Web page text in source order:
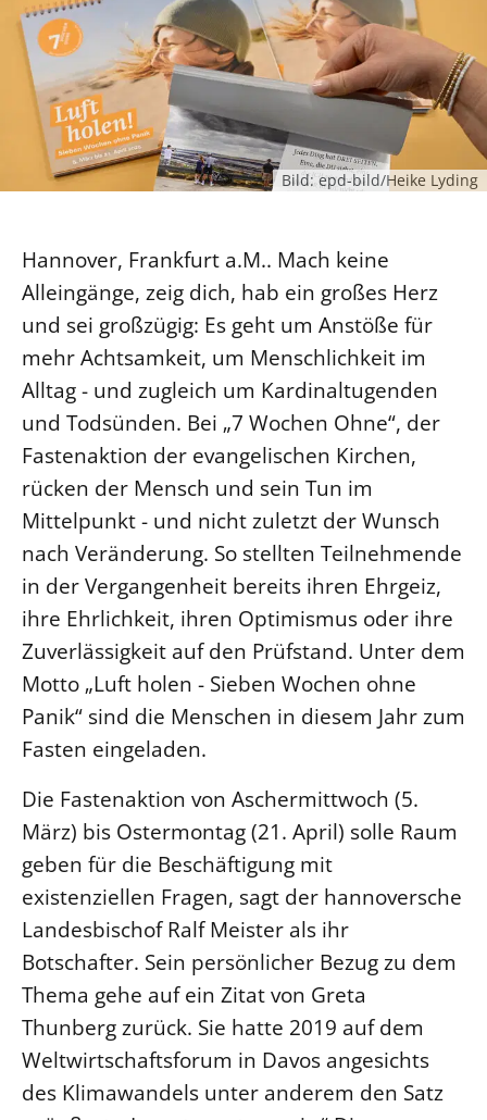
Bild: epd-bild/Heike Lyding
Hannover, Frankfurt a.M.. Mach keine
Alleingänge, zeig dich, hab ein großes Herz
und sei großzügig: Es geht um Anstöße für
mehr Achtsamkeit, um Menschlichkeit im
Alltag - und zugleich um Kardinaltugenden
und Todsünden. Bei „7 Wochen Ohne“, der
Fastenaktion der evangelischen Kirchen,
rücken der Mensch und sein Tun im
Mittelpunkt - und nicht zuletzt der Wunsch
nach Veränderung. So stellten Teilnehmende
in der Vergangenheit bereits ihren Ehrgeiz,
ihre Ehrlichkeit, ihren Optimismus oder ihre
Zuverlässigkeit auf den Prüfstand. Unter dem
Motto „Luft holen - Sieben Wochen ohne
Panik“ sind die Menschen in diesem Jahr zum
Fasten eingeladen.
Die Fastenaktion von Aschermittwoch (5.
März) bis Ostermontag (21. April) solle Raum
geben für die Beschäftigung mit
existenziellen Fragen, sagt der hannoversche
Landesbischof Ralf Meister als ihr
Botschafter. Sein persönlicher Bezug zu dem
Thema gehe auf ein Zitat von Greta
Thunberg zurück. Sie hatte 2019 auf dem
Weltwirtschaftsforum in Davos angesichts
des Klimawandels unter anderem den Satz
Kirche und Finanzen
Personalausschuss
LANDESKIRCHENAMT
Willkommen
Kollegium
Rechnungsprüfungsamt
Fachstelle Sexualisierte Gewalt
Beschwerdestellen
Kirchenämter
Gleichstellung
Datenschutz
Geschäftsstelle Landessynode
LANDESSYNODE
27. Landessynode
Kontakt
Hintergrund
MITARBEIT
Ehrenamt
Beruf
Freie Stellen
BIBLIOTHEK & ARCHIV
SERVICE
Älterwerden im Pfarrberuf
Beteiligungsverfahren
Beschwerdestellen
Ephoralbüro
Fundraising
Evangelische Kirche
Lutherische Kirche
Glaubensbekenntnis
Positionen
Ökumene
Gegen Gewalt
KLIMASCHUTZ
Nachhaltigkeit
Erneuerbare Energien
Mobilität
Gebäude
Impressum
Datenschutz
Kontakt
Barrierefreiheit
Presse
Freie Stellen
Suche